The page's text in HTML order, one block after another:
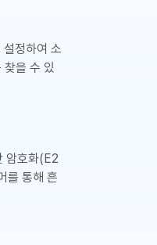
설정하여 소
찾을 수 있
암호화(E2
를 통해 흔